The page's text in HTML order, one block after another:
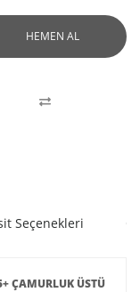
HEMEN AL
Seçenekleri
ÇAMURLUK ÜSTÜ